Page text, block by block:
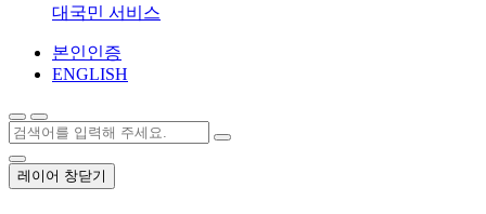
대국민 서비스
본인인증
ENGLISH
레이어 창닫기